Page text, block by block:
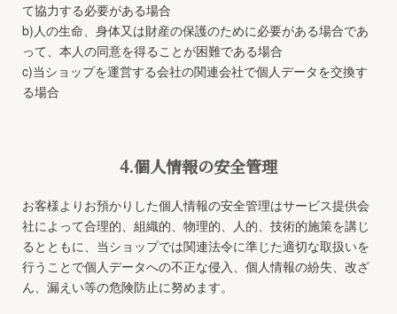
て協力する必要がある場合
b)人の生命、身体又は財産の保護のために必要がある場合であ
って、本人の同意を得ることが困難である場合
c)当ショップを運営する会社の関連会社で個人データを交換す
る場合
4.個人情報の安全管理
お客様よりお預かりした個人情報の安全管理はサービス提供会
社によって合理的、組織的、物理的、人的、技術的施策を講じ
るとともに、当ショップでは関連法令に準じた適切な取扱いを
行うことで個人データへの不正な侵入、個人情報の紛失、改ざ
ん、漏えい等の危険防止に努めます。